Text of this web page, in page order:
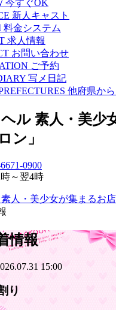
今すぐOK
新人キャスト
料金システム
求人情報
お問い合わせ
ご予約
写メ日記
他府県か
ル 素人・美少
ン」
0900
～翌4時
人・美少女が集まるお店
情報
15:00
り